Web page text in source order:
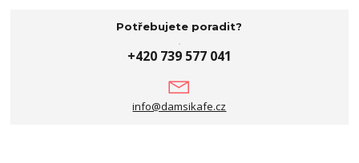
Potřebujete poradit?
+420 739 577 041
info@damsikafe.cz